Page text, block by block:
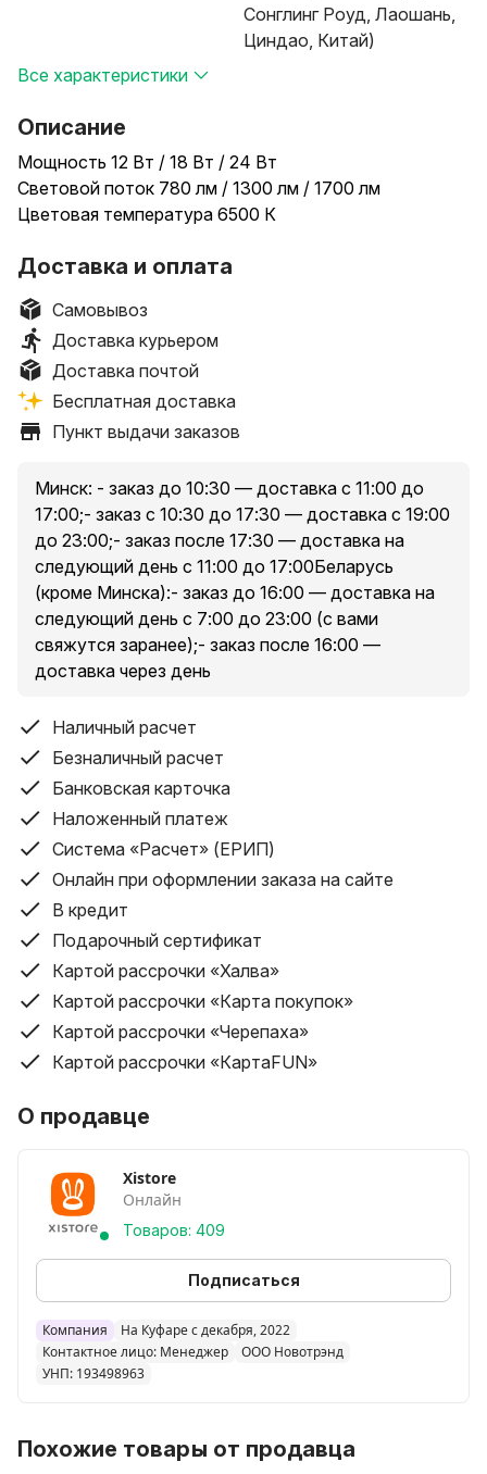
Сонглинг Роуд, Лаошань,
Циндао, Китай)
Все характеристики
Описание
Мощность 12 Вт / 18 Вт / 24 Вт
Световой поток 780 лм / 1300 лм / 1700 лм
Цветовая температура 6500 К
Доставка и оплата
Самовывоз
Доставка курьером
Доставка почтой
Бесплатная доставка
Пункт выдачи заказов
Минск: - заказ до 10:30 — доставка с 11:00 до
17:00;- заказ с 10:30 до 17:30 — доставка с 19:00
до 23:00;- заказ после 17:30 — доставка на
следующий день с 11:00 до 17:00Беларусь
(кроме Минска):- заказ до 16:00 — доставка на
следующий день с 7:00 до 23:00 (с вами
свяжутся заранее);- заказ после 16:00 —
доставка через день
Наличный расчет
Безналичный расчет
Банковская карточка
Наложенный платеж
Система «Расчет» (ЕРИП)
Онлайн при оформлении заказа на сайте
В кредит
Подарочный сертификат
Картой рассрочки «Халва»
Картой рассрочки «Карта покупок»
Картой рассрочки «Черепаха»
Картой рассрочки «КартаFUN»
О продавце
Xistore
Онлайн
Товаров: 409
Подписаться
Компания
На Куфаре с декабря, 2022
Контактное лицо: Менеджер
ООО Новотрэнд
УНП: 193498963
Похожие товары от продавца